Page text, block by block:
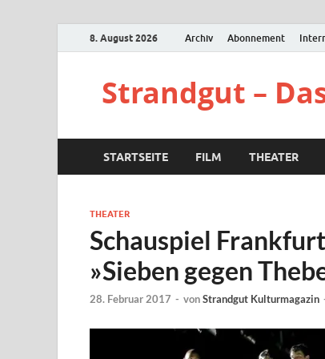
8. August 2026 Archiv Abonnement
Strandgut –
STARTSEITE FILM THEATER
THEATER
Schauspiel
»Sieben gegen
28. Februar 2017 - vonStrandgut Kulturmagazin